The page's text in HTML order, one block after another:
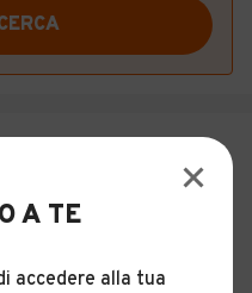
A TE
accedere alla tua